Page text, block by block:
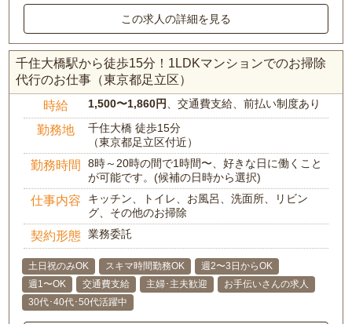
この求人の詳細を見る
千住大橋駅から徒歩15分！1LDKマンションでのお掃除
代行のお仕事（東京都足立区）
時給 1,500〜1,860円 、交通費支給、前払い制度あり
勤務地
千住大橋 徒歩15分
（東京都足立区付近）
勤務時間
8時～20時の間で1時間〜、好きな日に働くこと
が可能です。(候補の日時から選択)
仕事内容
キッチン、トイレ、お風呂、洗面所、リビン
グ、その他のお掃除
契約形態 業務委託
土日祝のみOK スキマ時間勤務OK
週2〜3日からOK
週1〜OK
交通費支給 主婦･主夫歓迎
お手伝いさんの求人
30代･40代･50代活躍中